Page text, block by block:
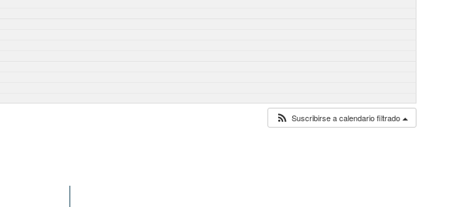
Suscribirse a calendario filtrado